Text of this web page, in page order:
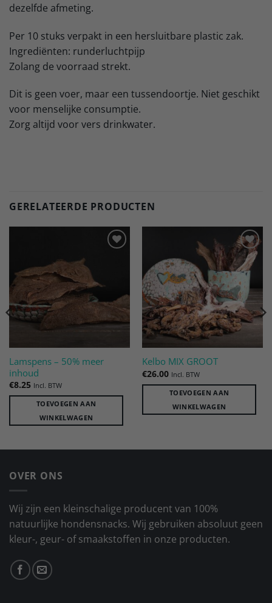
dezelfde afmeting.
Per 10 stuks verpakt in een hersluitbare plastic zak.
Ingrediënten: runderluchtpijp
Zolang de voorraad strekt.
Dit is geen voer, maar een tussendoortje. Niet geschikt
voor menselijke consumptie.
Zorg altijd voor vers drinkwater.
GERELATEERDE PRODUCTEN
verlanglijst
Lamspens – 50% meer
inhoud
€8.25 Incl. BTW
TOEVOEGEN AAN
WINKELWAGEN
Toevoegen
aan
verlanglijst
Kelbo MIX GROOT
€26.00 Incl. BTW
TOEVOEGEN AAN
WINKELWAGEN
OVER ONS
Wij zijn een kleinschalige producent van 100%
natuurlijke hondensnacks. Wij gebruiken absoluut geen
kleur-, geur- of smaakstoffen in onze producten.